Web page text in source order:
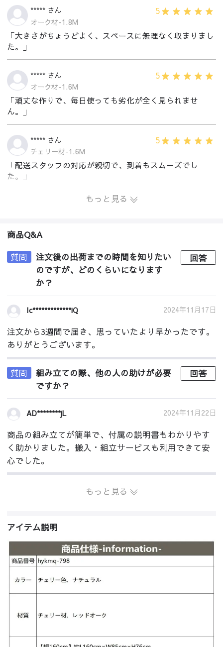
***** さん 5
オーク材-1.8M
「大きさがちょうどよく、スペースに無理なく収まりまし
た。」
***** さん 5
オーク材-1.6M
「頑丈な作りで、毎日使っても劣化が全く見られませ
ん。」
***** さん 5
チェリー材-1.6M
「配送スタッフの対応が親切で、到着もスムーズでし
た。」
もっと見る
商品Q&A
質問
注文後の出荷までの時間を知りたい
のですが、どのくらいになります
か？
回答
Ic*************iQ 2024年11月17日
注文から3週間で届き、思っていたより早かったです。
ありがとうございます。
質問
組み立ての際、他の人の助けが必要
ですか？
回答
AD********jL 2024年11月22日
商品の組み立てが簡単で、付属の説明書もわかりやす
く助かりました。搬入・組立サービスも利用できて安
心でした。
もっと見る
アイテム説明